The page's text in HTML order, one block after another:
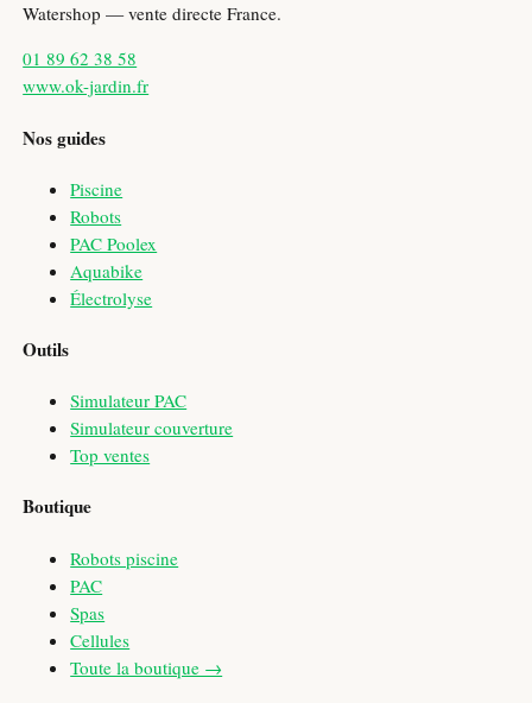
Watershop — vente directe France.
01 89 62 38 58
www.ok-jardin.fr
Nos guides
Piscine
Robots
PAC Poolex
Aquabike
Électrolyse
Outils
Simulateur PAC
Simulateur couverture
Top ventes
Boutique
Robots piscine
PAC
Spas
Cellules
Toute la boutique →